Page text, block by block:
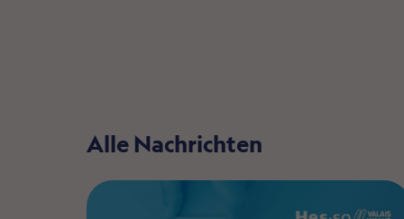
Alle Nachrichten